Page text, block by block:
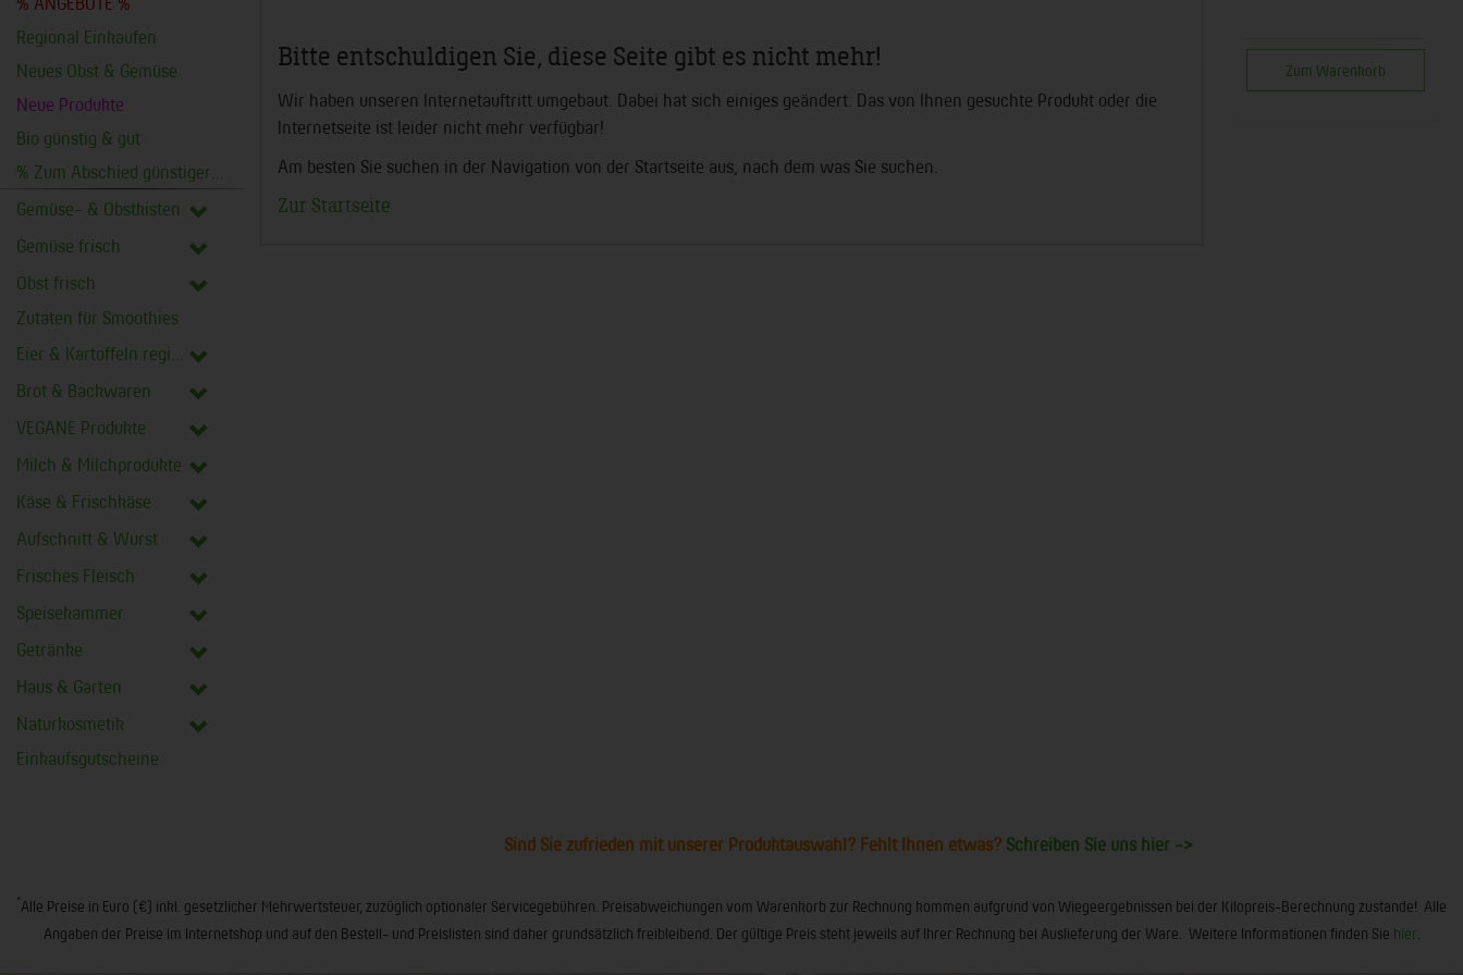
Regional Einkaufen
Neues Obst & Gemüse
Neue Produkte
Bio günstig & gut
Gemüse- & Obstkisten
Gemüse frisch
Obst frisch
Zutaten für Smoothies
Eier & Kartoffeln regional
Brot & Backwaren
VEGANE Produkte
Milch & Milchprodukte
Käse & Frischkäse
Aufschnitt & Wurst
Frisches Fleisch
Speisekammer
Getränke
Haus & Garten
Naturkosmetik
Einkaufsgutscheine
Bitte entschuldigen Sie, diese Seite gibt es nicht mehr!
Wir haben unseren Internetauftritt umgebaut. Dabei hat sich einiges geändert. Das von Ihnen gesuchte Produkt oder die
Internetseite ist leider nicht mehr verfügbar!
Am besten Sie suchen in der Navigation von der Startseite aus, nach dem was Sie suchen.
Zur Startseite
Zum Warenkorb
Sind Sie zufrieden mit unserer Produktauswahl? Fehlt Ihnen etwas? Schreiben Sie uns hier ->
*Alle Preise in Euro (€) inkl. gesetzlicher Mehrwertsteuer, zuzüglich optionaler Servicegebühren. Preisabweichungen vom Warenkorb zur Rechnung kommen aufgrund von Wiegeergebnissen bei der Kilopreis-Berechnung zustande! Alle
Angaben der Preise im Internetshop und auf den Bestell- und Preislisten sind daher grundsätzlich freibleibend. Der gültige Preis steht jeweils auf Ihrer Rechnung bei Auslieferung der Ware. Weitere Informationen finden Sie hier